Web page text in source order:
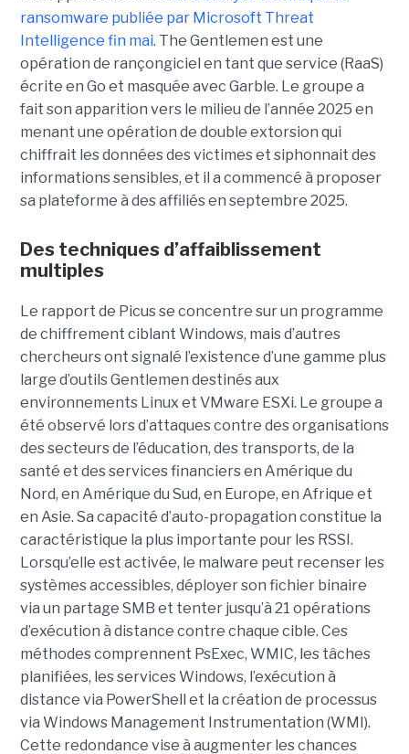
ransomware publiée par Microsoft Threat
Intelligence fin mai. The Gentlemen est une
opération de rançongiciel en tant que service (RaaS)
écrite en Go et masquée avec Garble. Le groupe a
fait son apparition vers le milieu de l’année 2025 en
menant une opération de double extorsion qui
chiffrait les données des victimes et siphonnait des
informations sensibles, et il a commencé à proposer
sa plateforme à des affiliés en septembre 2025.
Des techniques d’affaiblissement
multiples
Le rapport de Picus se concentre sur un programme
de chiffrement ciblant Windows, mais d’autres
chercheurs ont signalé l’existence d’une gamme plus
large d’outils Gentlemen destinés aux
environnements Linux et VMware ESXi. Le groupe a
été observé lors d’attaques contre des organisations
des secteurs de l’éducation, des transports, de la
santé et des services financiers en Amérique du
Nord, en Amérique du Sud, en Europe, en Afrique et
en Asie. Sa capacité d’auto-propagation constitue la
caractéristique la plus importante pour les RSSI.
Lorsqu’elle est activée, le malware peut recenser les
systèmes accessibles, déployer son fichier binaire
via un partage SMB et tenter jusqu’à 21 opérations
d’exécution à distance contre chaque cible. Ces
méthodes comprennent PsExec, WMIC, les tâches
planifiées, les services Windows, l’exécution à
distance via PowerShell et la création de processus
via Windows Management Instrumentation (WMI).
Cette redondance vise à augmenter les chances